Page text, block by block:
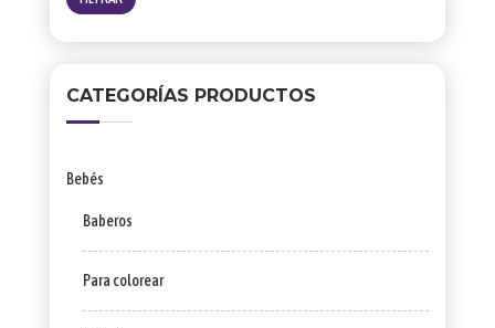
CATEGORÍAS PRODUCTOS
Bebés
Baberos
Para colorear